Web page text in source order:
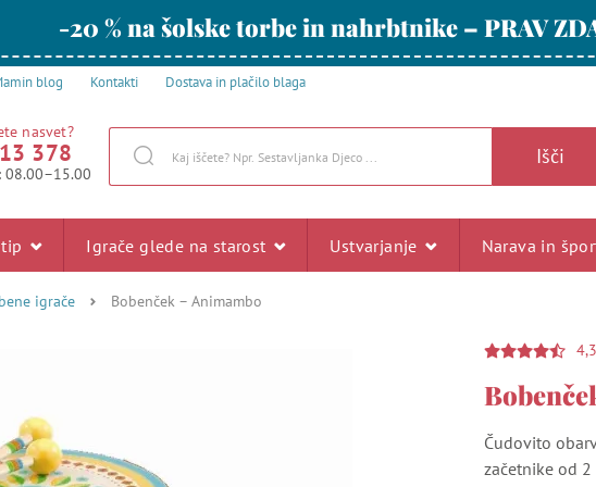
-20 % na šolske torbe in nahrbtnike – PRAV
blog Kontakti Dostava in plačilo blaga
nasvet?
378
08.00–15.00
Išči
Igrače glede na starost Ustvarjanje Narava in
igrače Bobenček – Animambo
4,3
Čudovito
začetnike od